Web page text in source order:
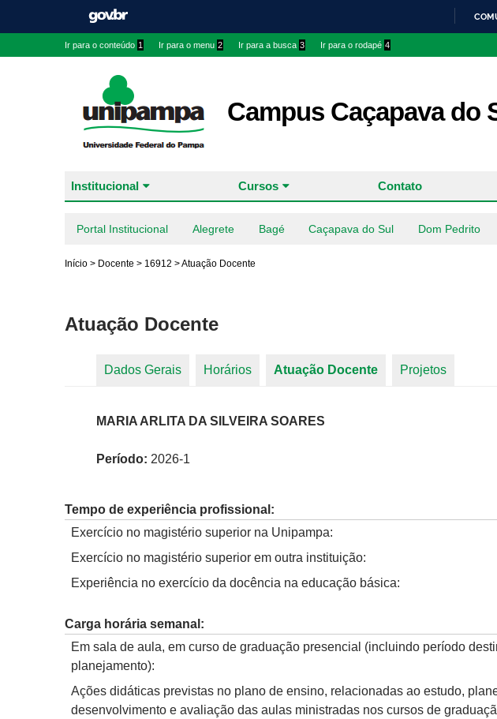
Ir para o conteúdo 1 Ir para o menu 2 Ir para a busca 3 Ir para o rodapé 4
Campus Caçapava do
Institucional Cursos Contato
Portal Institucional Alegrete Bagé Caçapava do Sul Dom Pedrito
Início > Docente > 16912 >Atuação Docente
Atuação Docente
Dados Gerais Horários Atuação Docente (aba ativa)
Projetos
MARIA ARLITA DA SILVEIRA SOARES
Período: 2026-1
Tempo de experiência profissional:
Exercício no magistério superior na Unipampa:
Exercício no magistério superior em outra instituição:
Experiência no exercício da docência na educação básica:
Carga horária semanal:
Em sala de aula, em curso de graduação presencial (incluindo período
planejamento):
Ações didáticas previstas no plano de ensino, relacionadas ao estudo,
desenvolvimento e avaliação das aulas ministradas nos cursos de